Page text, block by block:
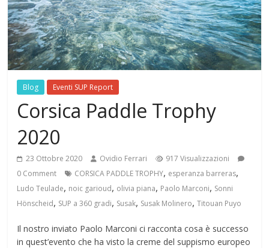
Blog Eventi SUP Report
Corsica Paddle Trophy
2020
23 Ottobre 2020 Ovidio Ferrari
917 Visualizzazioni
0 Comment
CORSICA PADDLE TROPHY, esperanza barreras,
Ludo Teulade, noic garioud, olivia piana, Paolo Marconi, Sonni
Hönscheid, SUP a 360 gradi, Susak, Susak Molinero,Titouan Puyo
Il nostro inviato Paolo Marconi ci racconta cosa è successo
in quest’evento che ha visto la creme del suppismo europeo